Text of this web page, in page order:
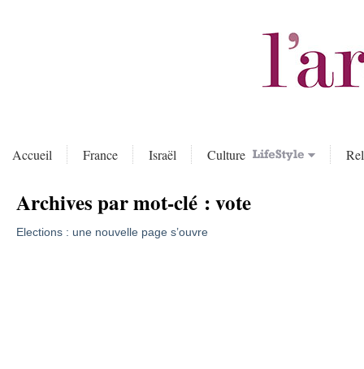
Accueil France Israël Culture
Archives par mot-clé :vote
Elections : une nouvelle page s’ouvre